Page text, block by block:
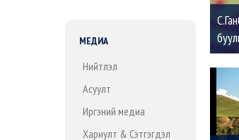
МЕДИА
Нийтлэл
Асуулт
Иргэний медиа
Хариулт & Сэтгэгдэл